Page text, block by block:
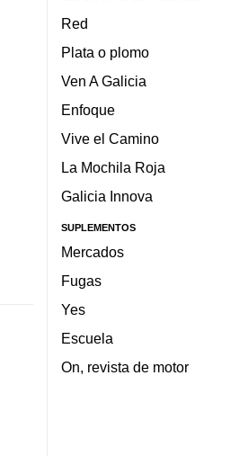
Red
Plata o plomo
Ven A Galicia
Enfoque
Vive el Camino
La Mochila Roja
Galicia Innova
SUPLEMENTOS
Mercados
Fugas
Yes
Escuela
On, revista de motor